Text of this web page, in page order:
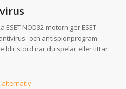
NOD32-motorn ger ESET
och antispionprogram
blir störd när du spelar eller tittar
alternativ